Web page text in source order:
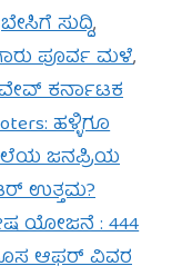
ಬೇಸಿಗೆ ಸುದ್ದಿ,
ಪೂರ್ವ ಮಳೆ,
ಕರ್ನಾಟಕ
ಹಳ್ಳಿಗೂ
ಬೆಲೆಯ ಜನಪ್ರಿಯ
ಉತ್ತಮ?
ಯೋಜನೆ : 444
ಆಫರ್ ವಿವರ